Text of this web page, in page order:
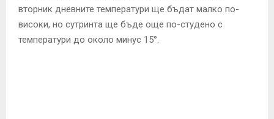
вторник дневните температури ще бъдат малко по-
високи, но сутринта ще бъде още по-студено с
температури до около минус 15°.